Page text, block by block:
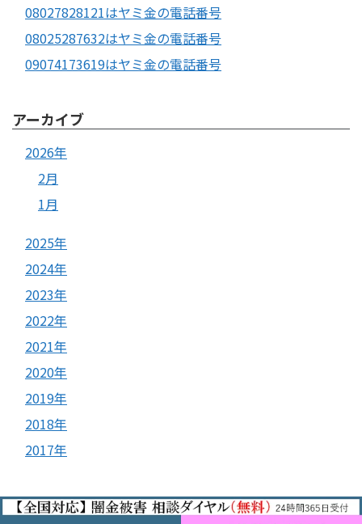
08027828121はヤミ金の電話番号
08025287632はヤミ金の電話番号
09074173619はヤミ金の電話番号
アーカイブ
2026年
2月
1月
2025年
2024年
2023年
2022年
2021年
2020年
2019年
2018年
2017年